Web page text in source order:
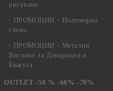
рисуване
ПРОМОЦИИ - Полимерна
глина
ПРОМОЦИИ - Метални
Висулки за Декорация и
Бижута
OUTLET -50 % -60% -70%